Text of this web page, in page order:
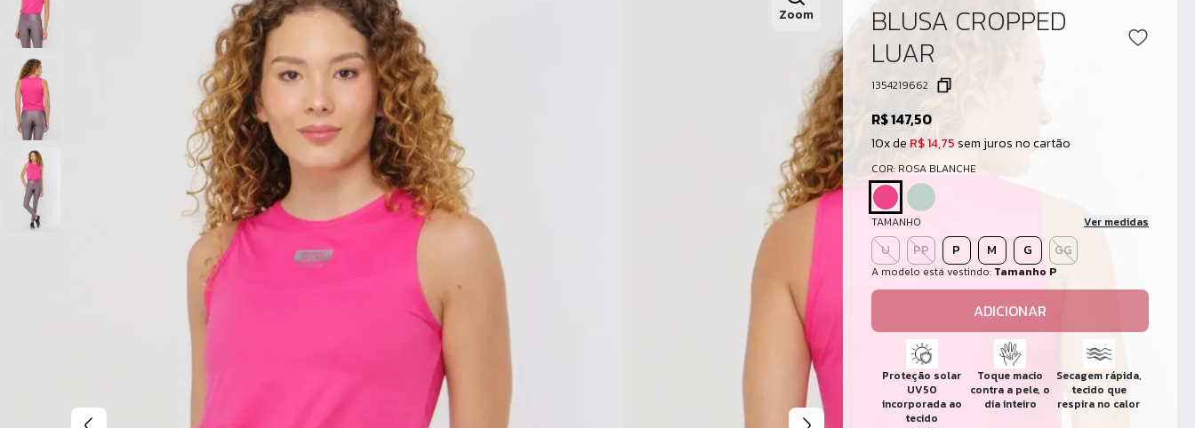
Zoom
BLUSA CROPPED
LUAR
1354219662
R$ 147,50
10x de R$ 14,75 sem juros no cartão
COR: ROSA BLANCHE
TAMANHO Ver medidas
U PP P M G GG
A modelo está vestindo: Tamanho P
ADICIONAR
Proteção solar
UV50
incorporada ao
tecido
Toque macio
contra a pele, o
dia inteiro
Secagem rápida,
tecido que
respira no calor